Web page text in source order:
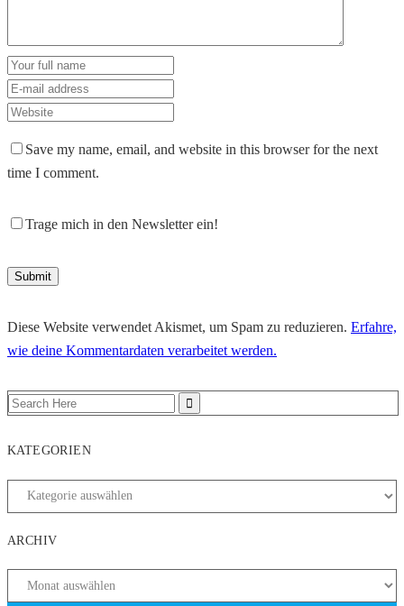
Save my name, email, and website in this browser for the next
time I comment.
Trage mich in den Newsletter ein!
Diese Website verwendet Akismet, um Spam zu reduzieren. Erfahre,
wie deine Kommentardaten verarbeitet werden.
KATEGORIEN
ARCHIV